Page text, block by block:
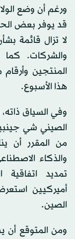
ورغم أن وضع
قد يوفر بعض
لا تزال قائمة
والشركات. كما
المنتجين
هذا الأسبوع.
وفي السياق
الصيني شي
من المقرر أن
والذكاء
تمديد
أميركيين
الصين.
ومن المتوقع أن